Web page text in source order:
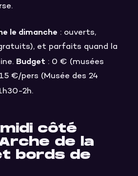
le dimanche : ouverts,
et parfaits quand la
Budget : 0 € (musées
€/pers (Musée des 24
2h.
côté
de la
bords de